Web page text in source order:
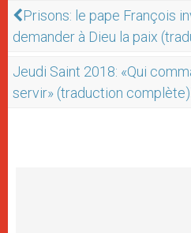
Prisons: le pape François
demander à Dieu la paix
Jeudi Saint 2018: «Qui
servir» (traduction complète)